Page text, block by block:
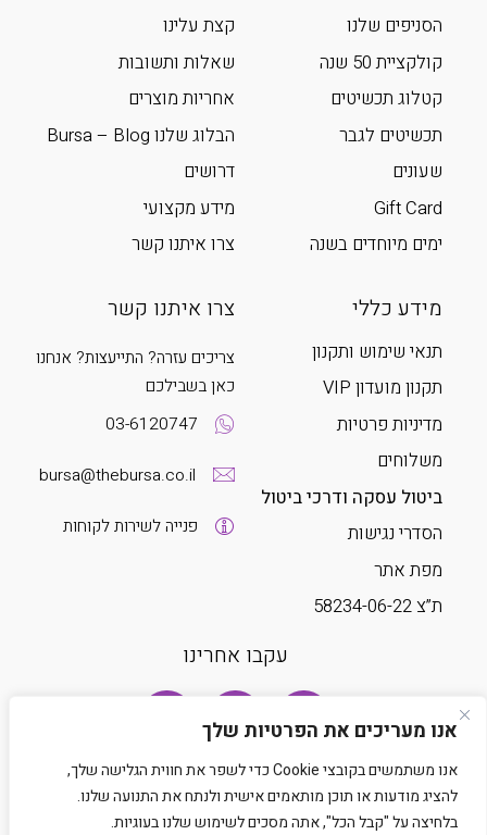
אנו מעריכים את הפרטיות שלך
אנו משתמשים בקובצי Cookie כדי לשפר את חווית הגלישה שלך,
להציג מודעות או תוכן מותאמים אישית ולנתח את התנועה שלנו.
בלחיצה על "קבל הכל", אתה מסכים לשימוש שלנו בעוגיות.
הסניפים שלנו
קולקציית 50 שנה
קטלוג תכשיטים
תכשיטים לגבר
שעונים
Gift Card
ימים מיוחדים בשנה
קצת עלינו
שאלות ותשובות
אחריות מוצרים
הבלוג שלנו Bursa – Blog
דרושים
מידע מקצועי
צרו איתנו קשר
מידע כללי
תנאי שימוש ותקנון
תקנון מועדון VIP
מדיניות פרטיות
משלוחים
ביטול עסקה ודרכי ביטול
הסדרי נגישות
מפת אתר
ת”צ 58234-06-22
צרו איתנו קשר
צריכים עזרה? התייעצות? אנחנו
כאן בשבילכם
03-6120747
bursa@thebursa.co.il
פנייה לשירות לקוחות
עקבו אחרינו